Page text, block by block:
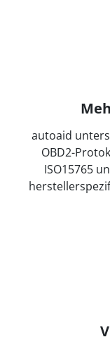
autoaid
OBD2-
ISO15765